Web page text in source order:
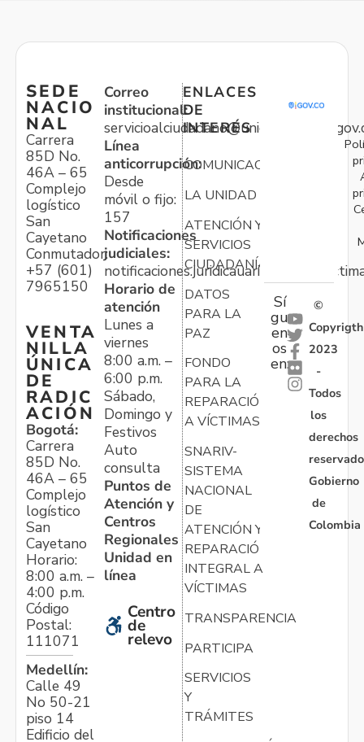
SEDE
NACIO
NAL
Carrera
85D No.
46A – 65
Complejo
logístico
San
Cayetano
Conmutador:
+57 (601)
7965150
VENTA
NILLA
ÚNICA
DE
RADIC
ACIÓN
Bogotá:
Carrera
85D No.
46A – 65
Complejo
logístico
San
Cayetano
Horario:
8:00 a.m. –
4:00 p.m.
Código
Postal:
111071
Medellín:
Calle 49
No 50-21
piso 14
Edificio del
Correo
institucional:
Línea
anticorrupción:
Desde
móvil o fijo:
157
Notificaciones
judiciales:
Horario de
atención
Lunes a
viernes
8:00 a.m. –
6:00 p.m.
Sábado,
Domingo y
Festivos
Auto
consulta
Puntos de
Atención y
Centros
Regionales
Unidad en
línea
Centro
de
relevo
ENLACES
DE
INTERÉS
COMUNICACIONES
LA UNIDAD
ATENCIÓN Y
SERVICIOS
CIUDADANÍA
DATOS
PARA LA
PAZ
FONDO
PARA LA
REPARACIÓN
A VÍCTIMAS
SNARIV-
SISTEMA
NACIONAL
DE
ATENCIÓN Y
REPARACIÓN
INTEGRAL A
VÍCTIMAS
TRANSPARENCIA
PARTICIPA
SERVICIOS
Y
TRÁMITES
Sí
gu
en
os
en:
©
Copyrigth
2023
-
Todos
los
derechos
Gobierno
de
Colombia